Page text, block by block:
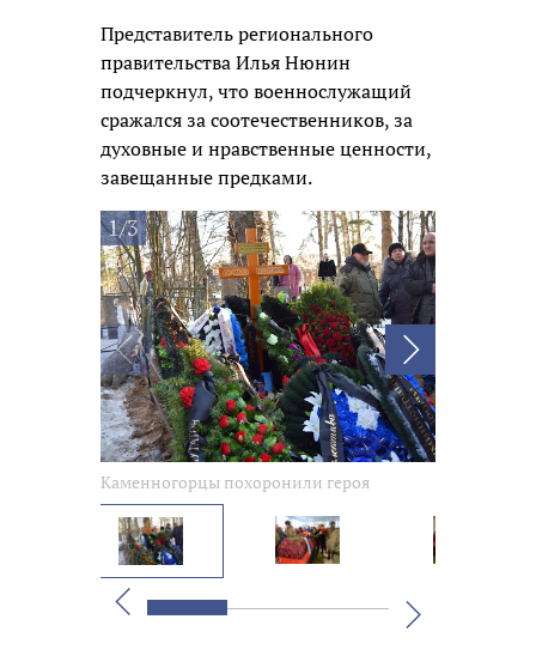
Представитель регионального
правительства Илья Нюнин
подчеркнул, что военнослужащий
сражался за соотечественников, за
духовные и нравственные ценности,
завещанные предками.
Каменногорцы похоронили героя
1/3
Назад
Вперед